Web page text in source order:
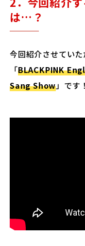
は…？
今回紹介させていた
「BLACKPINK
Sang Show」です！